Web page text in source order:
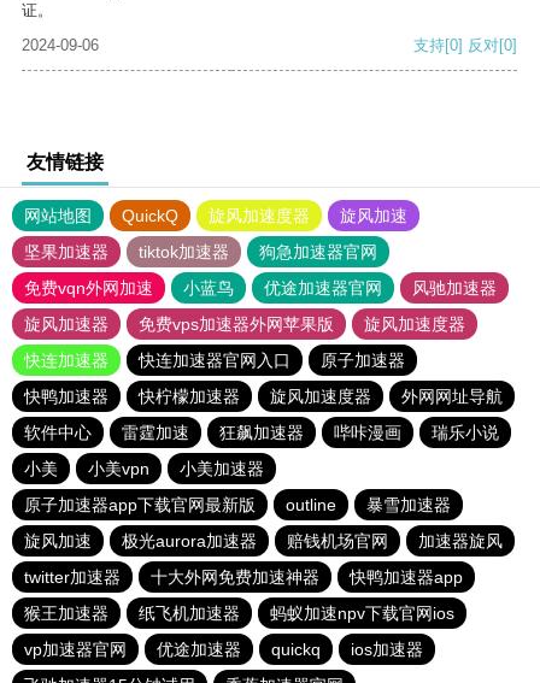
证。
2024-09-06
支持[0] 反对[0]
友情链接
网站地图 QuickQ 旋风加速度器
旋风加速
坚果加速器
tiktok加速器
狗急加速器官网
免费vqn外网加速
小蓝鸟 优途加速器官网
风驰加速器
旋风加速器
免费vps加速器外网苹果版
旋风加速度器
快连加速器
快连加速器官网入口
原子加速器
快鸭加速器
快柠檬加速器 旋风加速度器
外网网址导航
软件中心
雷霆加速 狂飙加速器 哔咔漫画
瑞乐小说
小美
小美vpn
小美加速器
原子加速器app下载官网最新版
outline
暴雪加速器
旋风加速
极光aurora加速器 赔钱机场官网
加速器旋风
twitter加速器
十大外网免费加速神器
快鸭加速器app
猴王加速器
纸飞机加速器
蚂蚁加速npv下载官网ios
vp加速器官网
优途加速器 quickq
ios加速器